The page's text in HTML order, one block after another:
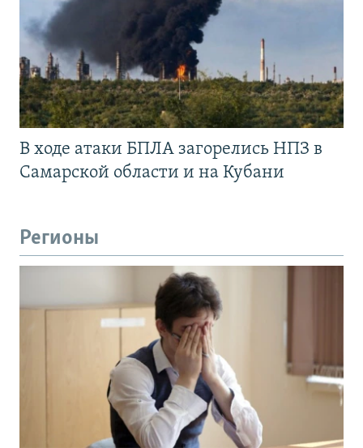
В ходе атаки БПЛА загорелись НПЗ в
Самарской области и на Кубани
Регионы